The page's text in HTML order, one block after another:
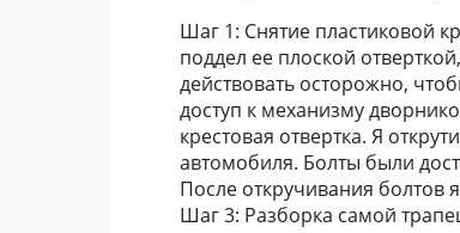
Шаг 1: Снятие пластиковой
поддел ее плоской
действовать осторожно,
доступ к механизму
крестовая отвертка. Я
автомобиля. Болты были
После откручивания болтов
Шаг 3: Разборка самой